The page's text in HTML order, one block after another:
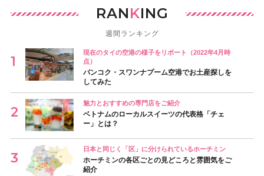
RANKING
週間ランキング
現在のタイの空港の様子をリポート（2022年4月時
点）
バンコク・スワンナプーム空港でお土産探しを
してみた
魅力とおすすめの専門店をご紹介
ベトナムのローカルスイーツの代表格「チェ
ー」とは？
日本と同じく「区」に分けられているホーチミン
ホーチミンの各区ごとの見どころと雰囲気をご
紹介